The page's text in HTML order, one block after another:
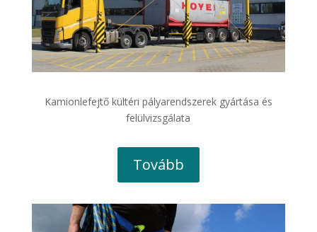
Kamionlefejtő kültéri pályarendszerek gyártása és
felülvizsgálata
Tovább